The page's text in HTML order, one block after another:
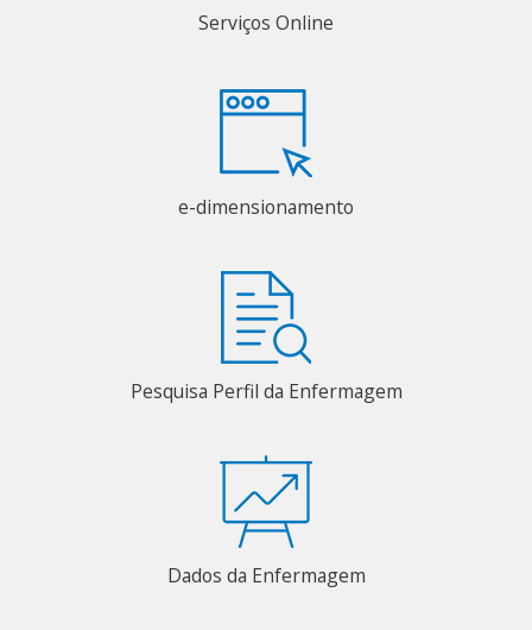
Serviços Online
e-dimensionamento
Pesquisa Perfil da Enfermagem
Dados da Enfermagem